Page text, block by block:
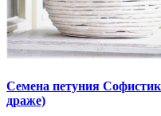
Семена петуния
драже)